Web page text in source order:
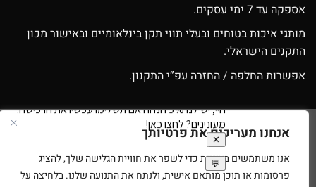
אנחנו מעריכים את פרטיותך
אנו משתמשים בעוגיות כדי לשפר את חוויית הגלישה שלך, להציג
פרסומות או תוכן מותאם אישית, ולנתח את התנועה שלנו. בלחיצה על
אספקה עד 7 ימי עסקים.
מותגי איכות בטוחים ובעלי תווי תקן בינלאומיים ובאישור מכון
התקנים הישראלי.
אפשרות החלפה / החזרה עפ”י התקנון.
Visa
MasterCard
American
סניפים תנאי שימוש בית עץ לילדים
רוצים להיות זכיינים של ספירלה צעצועים?